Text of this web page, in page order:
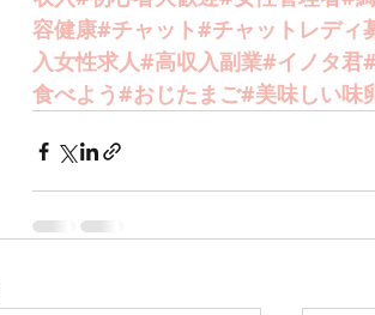
容健康#チャット#チャットレデ
入女性求人#高収入副業#イノタ
食べよう#おじたまご#美味しい味